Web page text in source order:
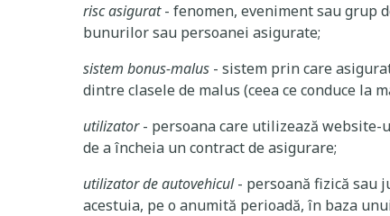
risc asigurat- fenomen, eveniment sau grup
bunurilor sau persoanei asigurate;
sistem bonus-malus - sistem prin care
dintre clasele de malus (ceea ce conduce
utilizator- persoana care utilizează website-
de a încheia un contract de asigurare;
utilizator de autovehicul- persoană fizică sau
acestuia, pe o anumită perioadă, în baza